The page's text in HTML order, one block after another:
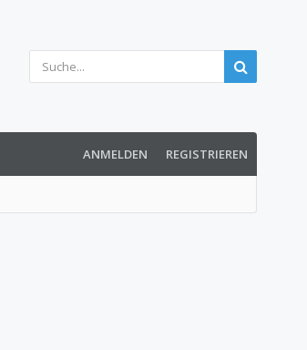
ANMELDEN REGISTRIEREN